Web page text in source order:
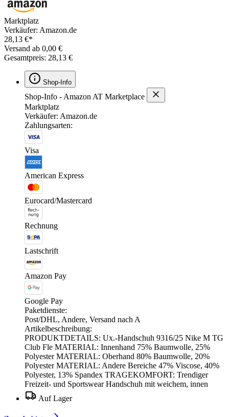
Marktplatz
Verkäufer: Amazon.de
28,13 €*
Versand ab 0,00 €
Gesamtpreis: 28,13 €
Shop-Info
Shop-Info - Amazon AT Marketplace
Marktplatz
Verkäufer: Amazon.de
Zahlungsarten:
Visa
American Express
Eurocard/Mastercard
Rechnung
Lastschrift
Amazon Pay
Google Pay
Paketdienste:
Post/DHL, Andere, Versand nach A
Artikelbeschreibung:
PRODUKTDETAILS: Ux.-Handschuh 9316/25 Nike M TG
Club Fle MATERIAL: Innenhand 75% Baumwolle, 25%
Polyester MATERIAL: Oberhand 80% Baumwolle, 20%
Polyester MATERIAL: Andere Bereiche 47% Viscose, 40%
Polyester, 13% Spandex TRAGEKOMFORT: Trendiger
Freizeit- und Sportswear Handschuh mit weichem, innen
Auf Lager